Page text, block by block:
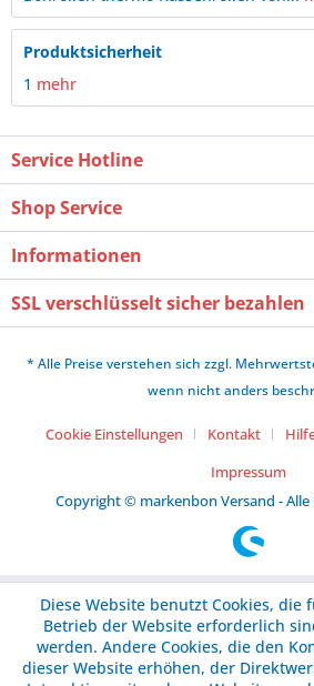
Produktsicherheit
1 mehr
Service Hotline
Shop Service
Informationen
SSL verschlüsselt sicher bezahlen
* Alle Preise verstehen sich zzgl.
wenn nicht anders
Cookie Einstellungen Kontakt
Impressum
Copyright © markenbon Versand -
Diese Website benutzt Cookies, die
Betrieb der Website erforderlich
werden. Andere Cookies, die den
dieser Website erhöhen, der